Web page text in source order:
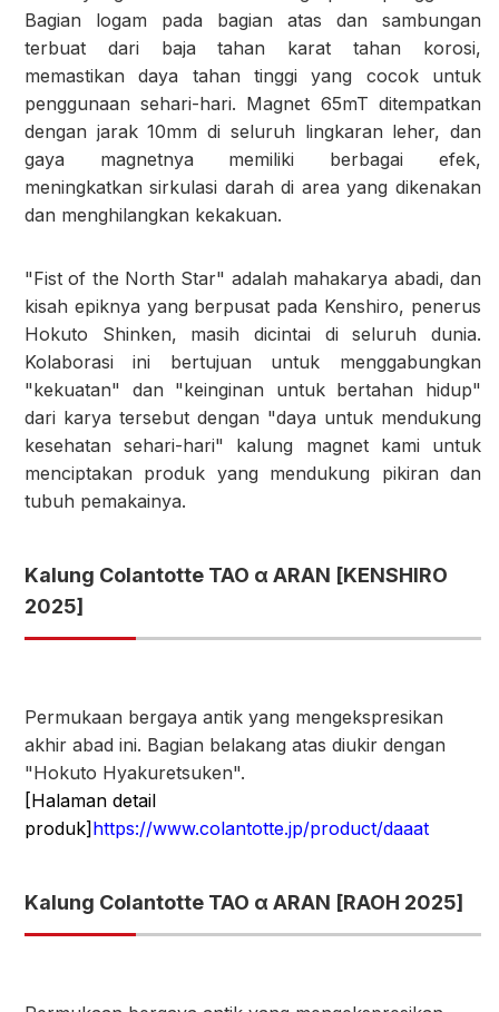
Bagian logam pada bagian atas dan sambungan
terbuat dari baja tahan karat tahan korosi,
memastikan daya tahan tinggi yang cocok untuk
penggunaan sehari-hari. Magnet 65mT ditempatkan
dengan jarak 10mm di seluruh lingkaran leher, dan
gaya magnetnya memiliki berbagai efek,
meningkatkan sirkulasi darah di area yang dikenakan
dan menghilangkan kekakuan.
"Fist of the North Star" adalah mahakarya abadi, dan
kisah epiknya yang berpusat pada Kenshiro, penerus
Hokuto Shinken, masih dicintai di seluruh dunia.
Kolaborasi ini bertujuan untuk menggabungkan
"kekuatan" dan "keinginan untuk bertahan hidup"
dari karya tersebut dengan "daya untuk mendukung
kesehatan sehari-hari" kalung magnet kami untuk
menciptakan produk yang mendukung pikiran dan
tubuh pemakainya.
Kalung Colantotte TAO α ARAN [KENSHIRO
2025]
Permukaan bergaya antik yang mengekspresikan
akhir abad ini. Bagian belakang atas diukir dengan
"Hokuto Hyakuretsuken".
[Halaman detail
produk] https://www.colantotte.jp/product/daaat
Kalung Colantotte TAO α ARAN [RAOH 2025]